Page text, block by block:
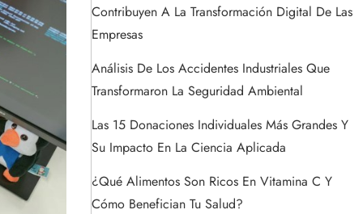
Contribuyen A La Transformación Digital De Las
Empresas
Análisis De Los Accidentes Industriales Que
Transformaron La Seguridad Ambiental
Las 15 Donaciones Individuales Más Grandes Y
Su Impacto En La Ciencia Aplicada
¿Qué Alimentos Son Ricos En Vitamina C Y
Cómo Benefician Tu Salud?